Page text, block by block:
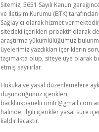
Sitemiz, 5651 Sayılı Kanun
ve İletişim Kurumu (BTK)
Sağlayıcı olarak hizmet
sitedeki içerikleri proaktif olarak
araştırma yükümlülüğümüz
üyelerimiz yazdıkları içeriklerin
taşımakta olup, siteye üye olarak
etmiş sayılırlar.
Hukuka ve yasal düzenlemelere
düşündüğünüz içerikleri,
backlinkpanelicomtr@gmail.com
halinde, ilgili içerikler yasal süre
kaldırılacaktır.